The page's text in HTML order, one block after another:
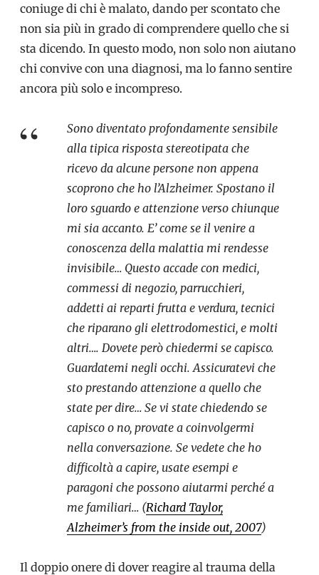
coniuge di chi è malato, dando per scontato che
non sia più in grado di comprendere quello che si
sta dicendo. In questo modo, non solo non aiutano
chi convive con una diagnosi, ma lo fanno sentire
ancora più solo e incompreso.
Sono diventato profondamente sensibile
alla tipica risposta stereotipata che
ricevo da alcune persone non appena
scoprono che ho l’Alzheimer. Spostano il
loro sguardo e attenzione verso chiunque
mi sia accanto. E’ come se il venire a
conoscenza della malattia mi rendesse
invisibile… Questo accade con medici,
commessi di negozio, parrucchieri,
addetti ai reparti frutta e verdura, tecnici
che riparano gli elettrodomestici, e molti
altri…. Dovete però chiedermi se capisco.
Guardatemi negli occhi. Assicuratevi che
sto prestando attenzione a quello che
state per dire… Se vi state chiedendo se
capisco o no, provate a coinvolgermi
nella conversazione. Se vedete che ho
difficoltà a capire, usate esempi e
paragoni che possono aiutarmi perché a
me familiari… (Richard Taylor,
Alzheimer’s from the inside out, 2007)
Il doppio onere di dover reagire al trauma della